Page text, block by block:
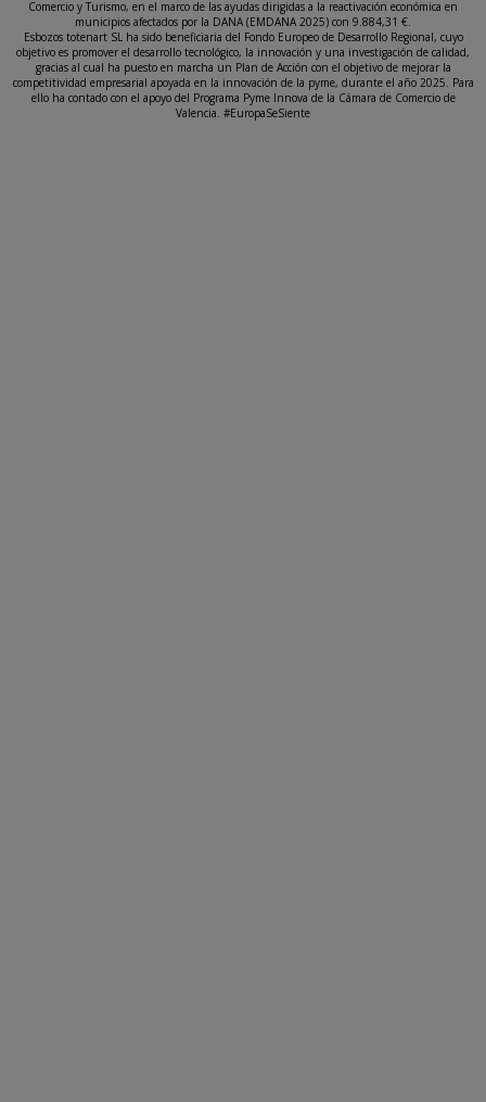
Comercio y Turismo, en el marco de las ayudas dirigidas a la reactivación económica en
municipios afectados por la DANA (EMDANA 2025) con 9.884,31 €.
Esbozos totenart SL ha sido beneficiaria del Fondo Europeo de Desarrollo Regional, cuyo
objetivo es promover el desarrollo tecnológico, la innovación y una investigación de calidad,
gracias al cual ha puesto en marcha un Plan de Acción con el objetivo de mejorar la
competitividad empresarial apoyada en la innovación de la pyme, durante el año 2025. Para
ello ha contado con el apoyo del Programa Pyme Innova de la Cámara de Comercio de
Valencia. #EuropaSeSiente